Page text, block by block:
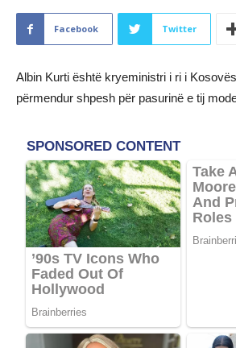
Facebook Twitter
Albin Kurti është kryeministri i ri i
përmendur shpesh për pasurinë e tij